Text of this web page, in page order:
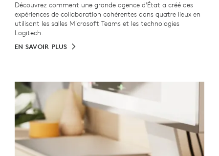
Découvrez comment une grande agence d'État a créé des
expériences de collaboration cohérentes dans quatre lieux en
utilisant les salles Microsoft Teams et les technologies
Logitech.
EN SAVOIR PLUS